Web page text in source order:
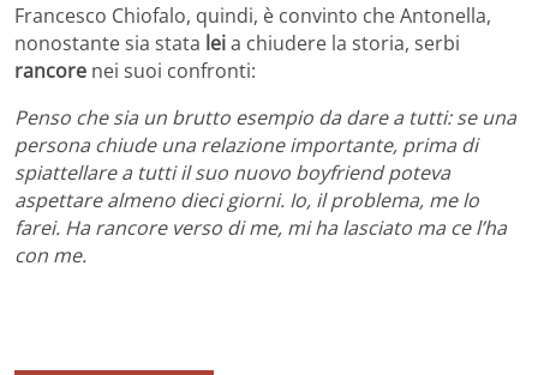
Francesco Chiofalo, quindi, è convinto che Antonella,
nonostante sia stata leia chiudere la storia, serbi
rancore nei suoi confronti:
Penso che sia un brutto esempio da dare a tutti: se una
persona chiude una relazione importante, prima di
spiattellare a tutti il suo nuovo boyfriend poteva
aspettare almeno dieci giorni. Io, il problema, me lo
farei. Ha rancore verso di me, mi ha lasciato ma ce l’ha
con me.